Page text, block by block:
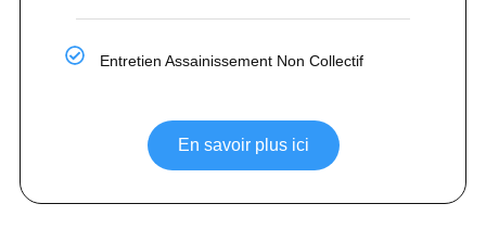
Entretien Assainissement Non Collectif
En savoir plus ici